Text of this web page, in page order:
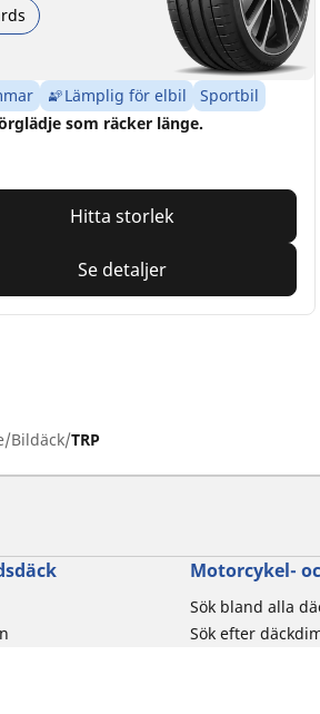
Lämplig för elbil
Sportbil
som räcker länge.
Hitta storlek
Se detaljer
Bildäck TRP
Motorcykel-
Sök bland alla
Sök efter